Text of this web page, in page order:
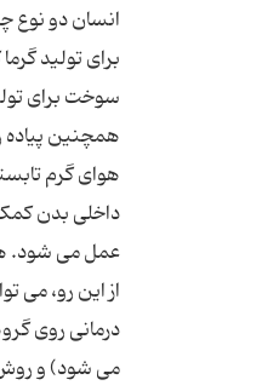
انسان دو نوع
برای تولید
سوخت برای
همچنین پیاده
هوای گرم
داخلی بدن کمک
عمل می شود.
از این رو،
درمانی روی
می شود) و روش